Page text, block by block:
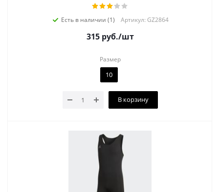
Есть в наличии (1) Артикул: GZ2864
315руб./шт
Размер
10
В корзину